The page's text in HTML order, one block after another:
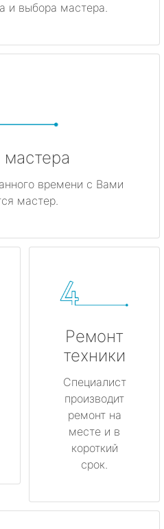
и выбора мастера.
времени с Вами
мастер.
Ремонт
техники
Специалист
производит
ремонт на
месте и в
короткий
срок.